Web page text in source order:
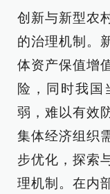
创新与新型农
的治理机制。
体资产保值增
险，同时我国
弱，难以有效
集体经济组织
步优化，探索
理机制。在内